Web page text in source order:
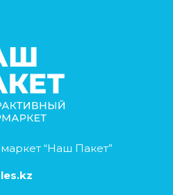
“Наш Пакет”